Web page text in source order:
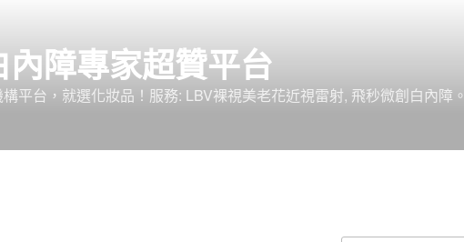
障專家超贊平台
平台，就選化妝品！服務: LBV裸視美老花近視雷射, 飛秒微創白內障。